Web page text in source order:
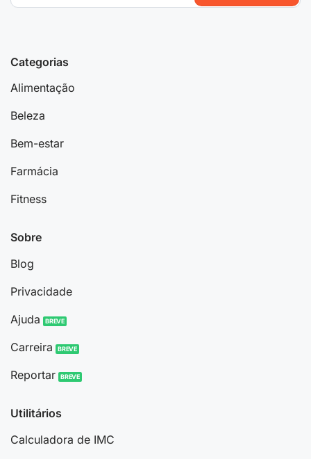
Categorias
Alimentação
Beleza
Bem-estar
Farmácia
Fitness
Sobre
Blog
Privacidade
Ajuda
Carreira
Reportar
Utilitários
Calculadora de IMC